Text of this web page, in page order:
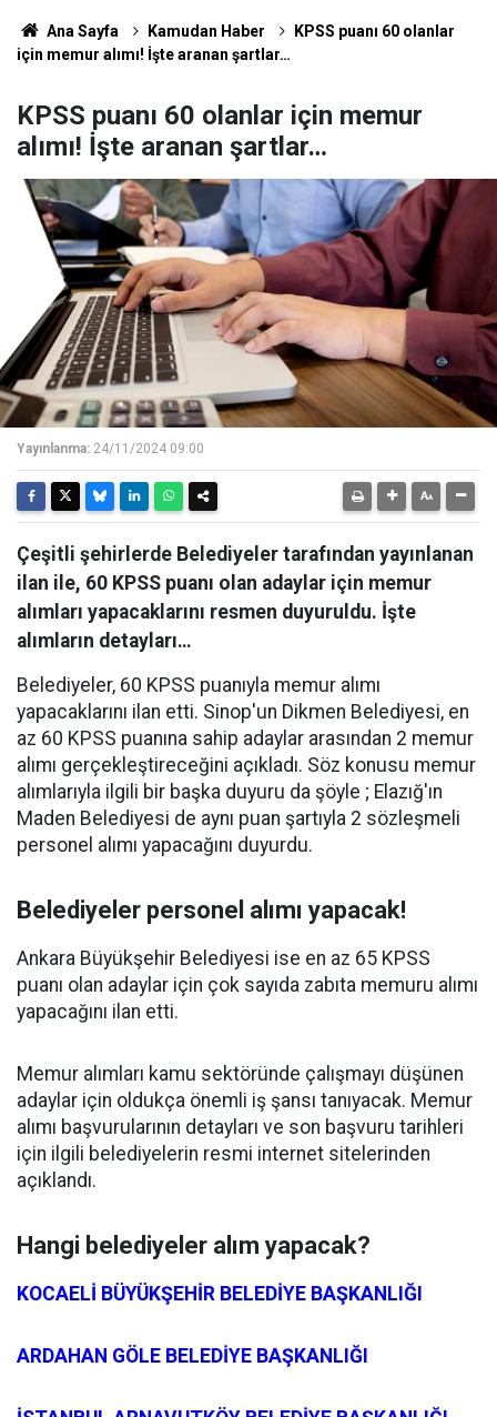
Ana Sayfa Kamudan Haber
KPSS puanı 60 olanlar
için memur alımı! İşte aranan şartlar…
KPSS puanı 60 olanlar için memur
alımı! İşte aranan şartlar…
Yayınlanma: 24/11/2024 09:00
Çeşitli şehirlerde Belediyeler tarafından yayınlanan
ilan ile, 60 KPSS puanı olan adaylar için memur
alımları yapacaklarını resmen duyuruldu. İşte
alımların detayları…
Belediyeler, 60 KPSS puanıyla memur alımı
yapacaklarını ilan etti. Sinop'un Dikmen Belediyesi, en
az 60 KPSS puanına sahip adaylar arasından 2 memur
alımı gerçekleştireceğini açıkladı. Söz konusu memur
alımlarıyla ilgili bir başka duyuru da şöyle ; Elazığ'ın
Maden Belediyesi de aynı puan şartıyla 2 sözleşmeli
personel alımı yapacağını duyurdu.
Belediyeler personel alımı yapacak!
Ankara Büyükşehir Belediyesi ise en az 65 KPSS
puanı olan adaylar için çok sayıda zabıta memuru alımı
yapacağını ilan etti.
Memur alımları kamu sektöründe çalışmayı düşünen
adaylar için oldukça önemli iş şansı tanıyacak. Memur
alımı başvurularının detayları ve son başvuru tarihleri
için ilgili belediyelerin resmi internet sitelerinden
açıklandı.
Hangi belediyeler alım yapacak?
KOCAELİ BÜYÜKŞEHİR BELEDİYE BAŞKANLIĞI
ARDAHAN GÖLE BELEDİYE BAŞKANLIĞI